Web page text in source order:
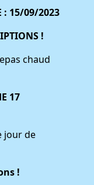
: 15/09/2023
!
chaud
17
jour de
!